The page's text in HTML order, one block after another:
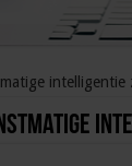
intelligentie